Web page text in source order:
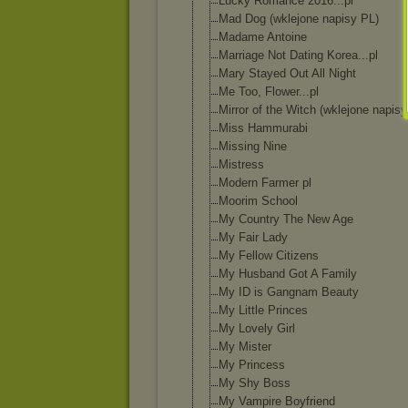
Mad Dog (wklejone napisy PL)
Madame Antoine
Marriage Not Dating Korea...pl
Mary Stayed Out All Night
Me Too, Flower...pl
Mirror of the Witch (wklejone napisy
Miss Hammurabi
Missing Nine
Mistress
Modern Farmer pl
Moorim School
My Country The New Age
My Fair Lady
My Fellow Citizens
My Husband Got A Family
My ID is Gangnam Beauty
My Little Princes
My Lovely Girl
My Mister
My Princess
My Shy Boss
My Vampire Boyfriend